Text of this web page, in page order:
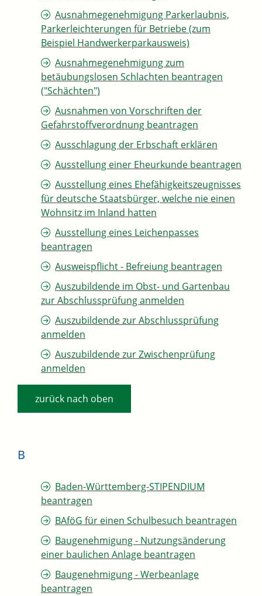
Ausnahmegenehmigung Parkerlaubnis,
Parkerleichterungen für Betriebe (zum
Beispiel Handwerkerparkausweis)
Ausnahmegenehmigung zum
betäubungslosen Schlachten beantragen
("Schächten")
Ausnahmen von Vorschriften der
Gefahrstoffverordnung beantragen
Ausschlagung der Erbschaft erklären
Ausstellung einer Eheurkunde beantragen
Ausstellung eines Ehefähigkeitszeugnisses
für deutsche Staatsbürger, welche nie einen
Wohnsitz im Inland hatten
Ausstellung eines Leichenpasses
beantragen
Ausweispflicht - Befreiung beantragen
Auszubildende im Obst- und Gartenbau
zur Abschlussprüfung anmelden
Auszubildende zur Abschlussprüfung
anmelden
Auszubildende zur Zwischenprüfung
anmelden
zurück nach oben
B
Baden-Württemberg-STIPENDIUM
beantragen
BAföG für einen Schulbesuch beantragen
Baugenehmigung - Nutzungsänderung
einer baulichen Anlage beantragen
Baugenehmigung - Werbeanlage
beantragen